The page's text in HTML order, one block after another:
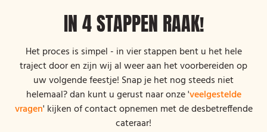
IN 4 STAPPEN RAAK!
Het proces is simpel - in vier stappen bent u het hele
traject door en zijn wij al weer aan het voorbereiden op
uw volgende feestje! Snap je het nog steeds niet
helemaal? dan kunt u gerust naar onze 'veelgestelde
vragen' kijken of contact opnemen met de desbetreffende
cateraar!